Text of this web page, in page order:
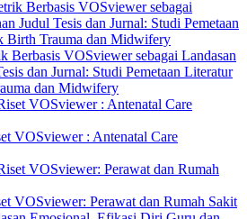
Berbasis VOSviewer sebagai Landasan
dan Jurnal: Studi Pemetaan Literatur
dan Midwifery
VOSviewer : Antenatal Care
VOSviewer: Perawat dan Rumah Sakit